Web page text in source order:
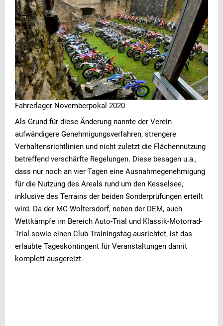
Fahrerlager Novemberpokal 2020
Als Grund für diese Änderung nannte der Verein
aufwändigere Genehmigungsverfahren, strengere
Verhaltensrichtlinien und nicht zuletzt die Flächennutzung
betreffend verschärfte Regelungen. Diese besagen u.a.,
dass nur noch an vier Tagen eine Ausnahmegenehmigung
für die Nutzung des Areals rund um den Kesselsee,
inklusive des Terrains der beiden Sonderprüfungen erteilt
wird. Da der MC Woltersdorf, neben der DEM, auch
Wettkämpfe im Bereich Auto-Trial und Klassik-Motorrad-
Trial sowie einen Club-Trainingstag ausrichtet, ist das
erlaubte Tageskontingent für Veranstaltungen damit
komplett ausgereizt.